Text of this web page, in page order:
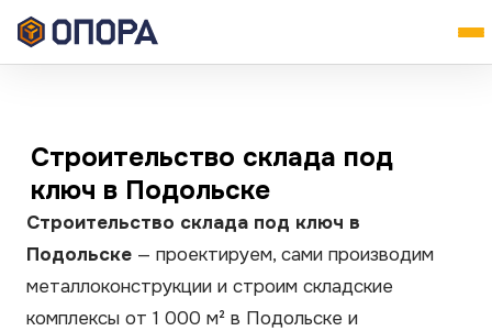
Строительство склада под
ключ в Подольске
Строительство склада под ключ в
Подольске — проектируем, сами производим
металлоконструкции и строим складские
комплексы от 1 000 м² в Подольске и